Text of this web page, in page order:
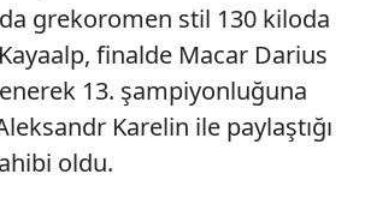
grekoromen stil 130 kiloda
finalde Macar Darius
13. şampiyonluğuna
Karelin ile paylaştığı
oldu.